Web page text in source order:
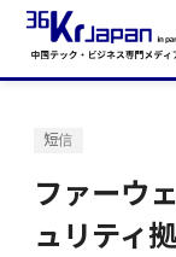
短信
ファーウ
ュリティ